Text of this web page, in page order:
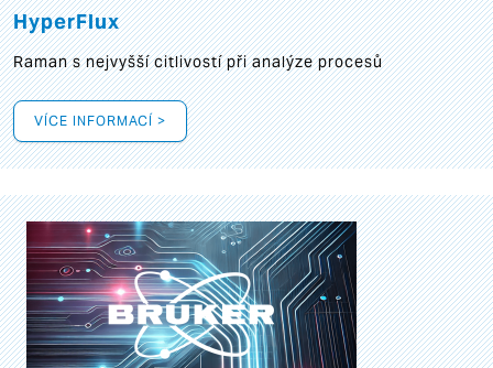
HyperFlux
Raman s nejvyšší citlivostí při analýze procesů
VÍCE INFORMACÍ >